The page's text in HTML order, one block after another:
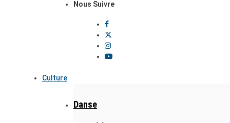
Nous Suivre
Culture
Danse